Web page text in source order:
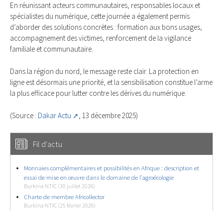
En réunissant acteurs communautaires, responsables locaux et
spécialistes du numérique, cette journée a également permis
d’aborder des solutions concrètes : formation aux bons usages,
accompagnement des victimes, renforcement de la vigilance
familiale et communautaire.
Dans la région du nord, le message reste clair. La protection en
ligne est désormais une priorité, et la sensibilisation constitue l’arme
la plus efficace pour lutter contre les dérives du numérique.
(Source : Dakar Actu , 13 décembre 2025)
Fil d'actu
Monnaies complémentaires et possibilités en Afrique : description et
essai de mise en œuvre dans le domaine de l’agroécologie
Burkina NTIC (30 juillet 2026)
Charte de membre Africollector
Burkina NTIC (25 février 2026)